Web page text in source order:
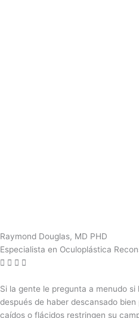
Raymond Douglas, MD PHD
Especialista en Oculoplástica
Si la gente le pregunta a menudo
después de haber descansado
caídos o flácidos restringen su